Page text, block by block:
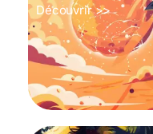
Découvrir >>